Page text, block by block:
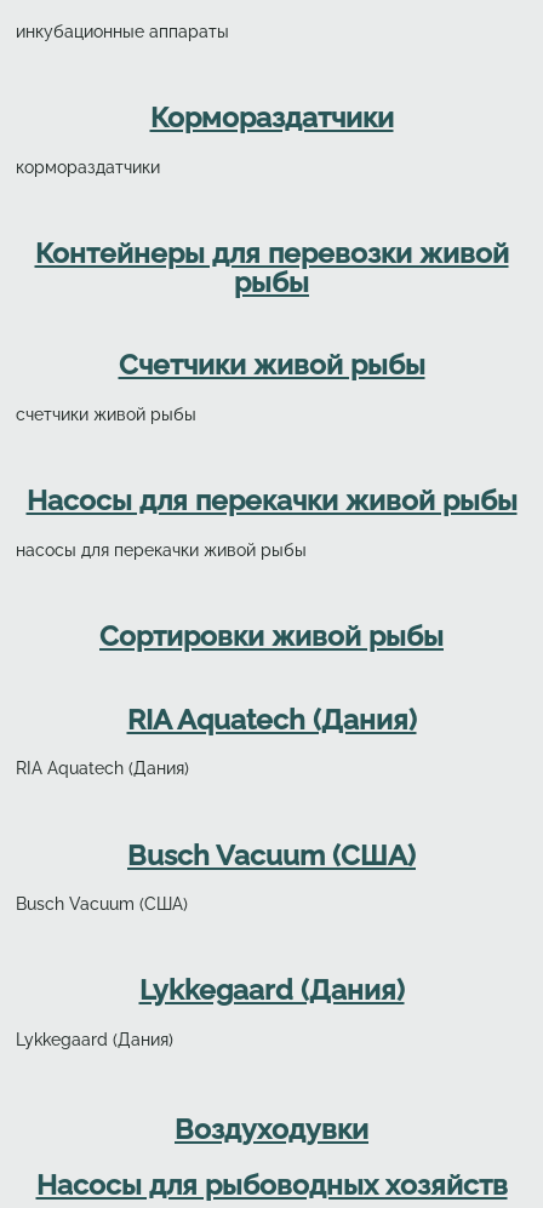
инкубационные аппараты
Кормораздатчики
кормораздатчики
Контейнеры для перевозки живой
рыбы
Счетчики живой рыбы
счетчики живой рыбы
Насосы для перекачки живой рыбы
насосы для перекачки живой рыбы
Cортировки живой рыбы
RIA Aquatech (Дания)
RIA Aquatech (Дания)
Busch Vacuum (США)
Busch Vacuum (США)
Lykkegaard (Дания)
Lykkegaard (Дания)
Воздуходувки
Насосы для рыбоводных хозяйств